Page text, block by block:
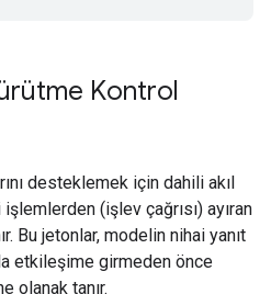
Kontrol
desteklemek için dahili akıl
(işlev çağrısı) ayıran
Bu jetonlar, modelin nihai yanıt
etkileşime girmeden önce
olanak tanır.